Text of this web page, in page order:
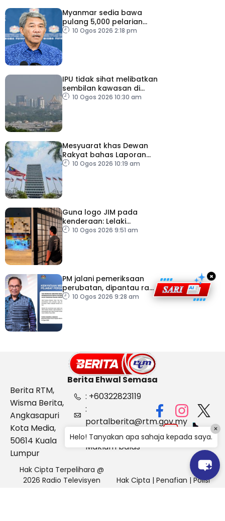
Myanmar sedia bawa
pulang 5,000 pelarian
guna kapal
10 Ogos 2026 2:18 pm
IPU tidak sihat melibatkan
sembilan kawasan di
Sarawak
10 Ogos 2026 10:30 am
Mesyuarat khas Dewan
Rakyat bahas Laporan
RCI Tabung Haji, esok
10 Ogos 2026 10:19 am
Guna logo JIM pada
kenderaan: Lelaki
Pakistan dicekup
10 Ogos 2026 9:51 am
PM jalani pemeriksaan
perubatan, dipantau rapi
dua hari
10 Ogos 2026 9:28 am
×
Berita Ehwal Semasa
Berita RTM,
Wisma Berita,
Angkasapuri
Kota Media,
50614 Kuala
Lumpur
: +60322823119
:
portalberita@rtm.gov.my
: Aduan &
Maklum balas
Hak Cipta Terpelihara @
2026 Radio Televisyen
Hak Cipta | Penafian | Polisi
Helo! Tanyakan apa sahaja kepada saya.
×